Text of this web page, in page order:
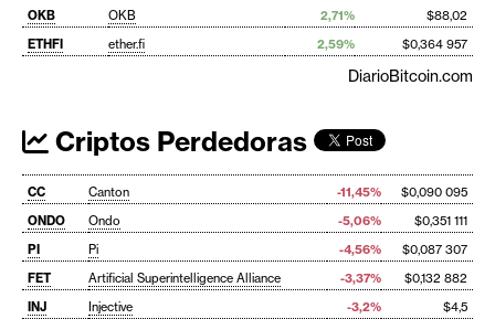
OKB
OKB 2,71%
$88,02
ETHFI
ether.fi 2,59% $0,364 957
DiarioBitcoin.com
Criptos Perdedoras
CC Canton -11,45%
$0,090 095
ONDO
Ondo -5,06%
$0,351 111
PI
Pi -4,56%
$0,087 307
FET
Artificial Superintelligence Alliance -3,37%
$0,132 882
INJ
Injective -3,2%
$4,5